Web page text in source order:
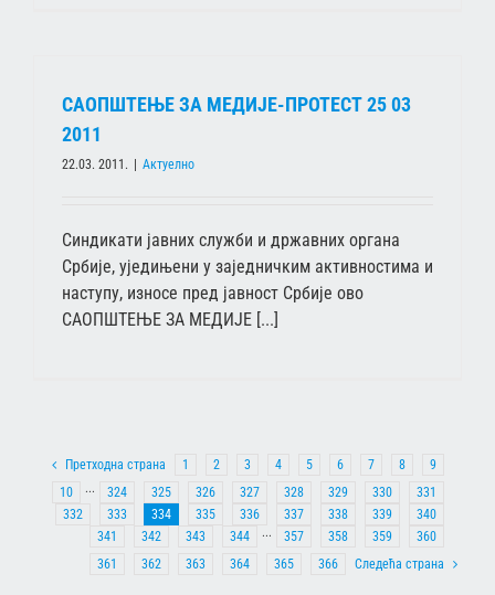
САОПШТЕЊЕ ЗА МЕДИЈЕ-ПРОТЕСТ 25 03
2011
22.03. 2011. Актуелно
Синдикати јавних служби и државних органа
Србије, уједињени у заједничким активностима и
наступу, износе пред јавност Србије ово
САОПШТЕЊЕ ЗА МЕДИЈЕ [...]
Претходна страна 1 2 3 4 5 6 7 8
9
10
··· 324 325 326 327 328 329 330
331
332
333 334 335 336 337 338 339
340
341
342 343 344 ··· 357 358 359
360
361
362 363 364 365 366 Следећа страна